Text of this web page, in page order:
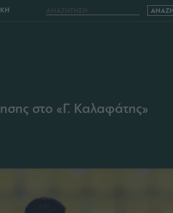
στο «Γ. Καλαφάτης»